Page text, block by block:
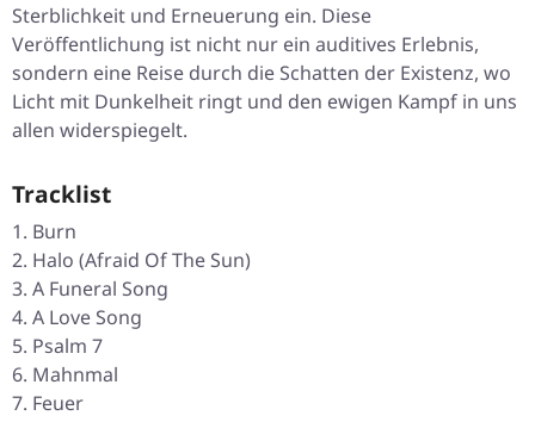
Sterblichkeit und Erneuerung ein. Diese
Veröffentlichung ist nicht nur ein auditives Erlebnis,
sondern eine Reise durch die Schatten der Existenz, wo
Licht mit Dunkelheit ringt und den ewigen Kampf in uns
allen widerspiegelt.
Tracklist
Burn
Halo (Afraid Of The Sun)
A Funeral Song
A Love Song
Psalm 7
Mahnmal
Feuer